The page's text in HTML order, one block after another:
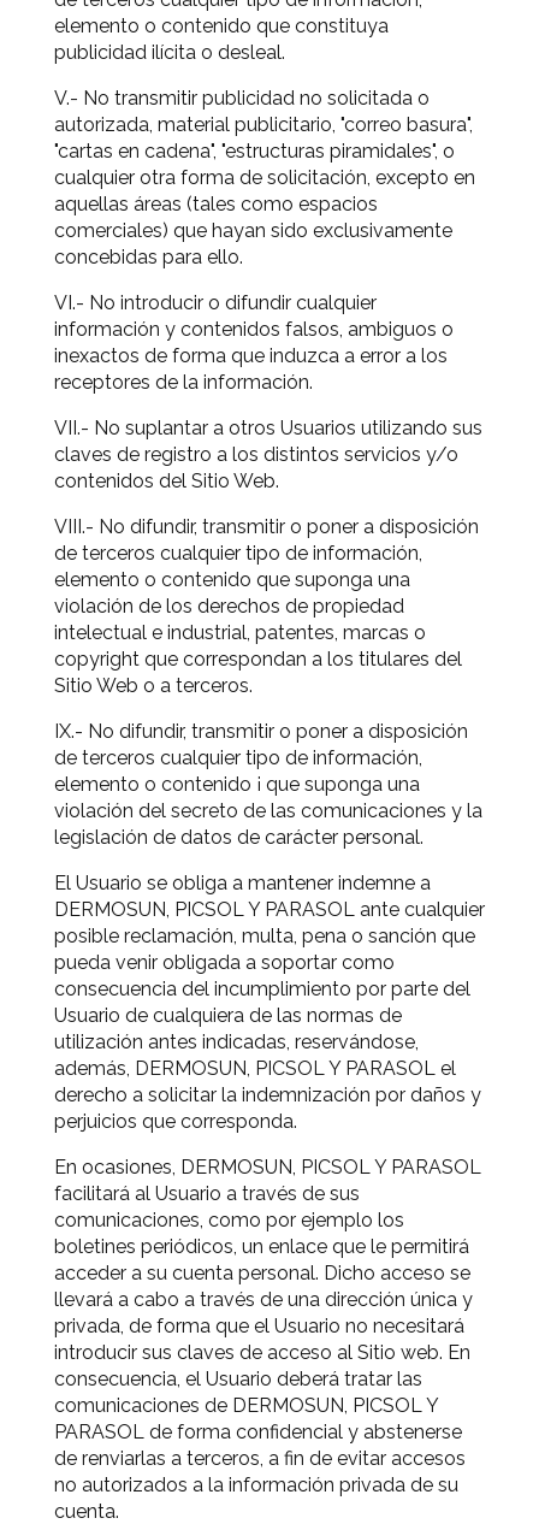
elemento o contenido que constituya
publicidad ilícita o desleal.
V.- No transmitir publicidad no solicitada o
autorizada, material publicitario, "correo basura",
"cartas en cadena", "estructuras piramidales", o
cualquier otra forma de solicitación, excepto en
aquellas áreas (tales como espacios
comerciales) que hayan sido exclusivamente
concebidas para ello.
VI.- No introducir o difundir cualquier
información y contenidos falsos, ambiguos o
inexactos de forma que induzca a error a los
receptores de la información.
VII.- No suplantar a otros Usuarios utilizando sus
claves de registro a los distintos servicios y/o
contenidos del Sitio Web.
VIII.- No difundir, transmitir o poner a disposición
de terceros cualquier tipo de información,
elemento o contenido que suponga una
violación de los derechos de propiedad
intelectual e industrial, patentes, marcas o
copyright que correspondan a los titulares del
Sitio Web o a terceros.
IX.- No difundir, transmitir o poner a disposición
de terceros cualquier tipo de información,
elemento o contenido ¡ que suponga una
violación del secreto de las comunicaciones y la
legislación de datos de carácter personal.
El Usuario se obliga a mantener indemne a
DERMOSUN, PICSOL Y PARASOL ante cualquier
posible reclamación, multa, pena o sanción que
pueda venir obligada a soportar como
consecuencia del incumplimiento por parte del
Usuario de cualquiera de las normas de
utilización antes indicadas, reservándose,
además, DERMOSUN, PICSOL Y PARASOL el
derecho a solicitar la indemnización por daños y
perjuicios que corresponda.
En ocasiones, DERMOSUN, PICSOL Y PARASOL
facilitará al Usuario a través de sus
comunicaciones, como por ejemplo los
boletines periódicos, un enlace que le permitirá
acceder a su cuenta personal. Dicho acceso se
llevará a cabo a través de una dirección única y
privada, de forma que el Usuario no necesitará
introducir sus claves de acceso al Sitio web. En
consecuencia, el Usuario deberá tratar las
comunicaciones de DERMOSUN, PICSOL Y
PARASOL de forma confidencial y abstenerse
de renviarlas a terceros, a fin de evitar accesos
no autorizados a la información privada de su
cuenta.